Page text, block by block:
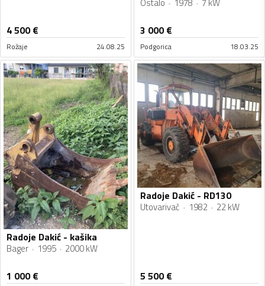
4 500€
Rožaje 24.08.25
3 000€
Podgorica 18.03.25
Radoje Dakić - kašika
Bager 1995 2000 kW
1 000€
Radoje Dakić - RD130
Utovarivač 1982 22 kW
5 500€